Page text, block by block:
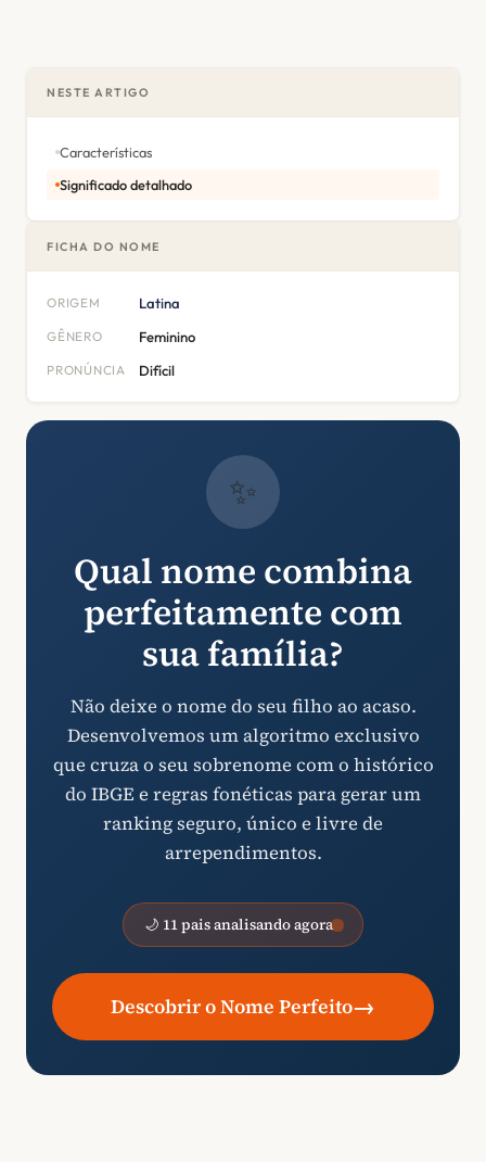
NESTE ARTIGO
Características
Significado detalhado
FICHA DO NOME
ORIGEM Latina
GÊNERO Feminino
PRONÚNCIA Difícil
✨
Qual nome combina
perfeitamente com
sua família?
Não deixe o nome do seu filho ao acaso.
Desenvolvemos um algoritmo exclusivo
que cruza o seu sobrenome com o histórico
do IBGE e regras fonéticas para gerar um
ranking seguro, único e livre de
arrependimentos.
🌙 11 pais analisando agora
Descobrir o Nome Perfeito→